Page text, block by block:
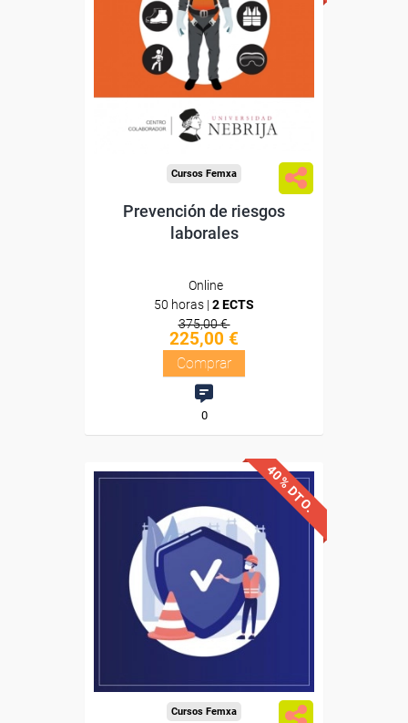
Sin requisitos de acceso
Doble titulación
Compra segura
Cursos Femxa
Prevención de riesgos
laborales
Online
50 horas | 2 ECTS
375,00 €
225,00 €
Comprar
0
40% DTO.
Descuentos especiales
Sin requisitos de acceso
Diploma
Cursos Femxa